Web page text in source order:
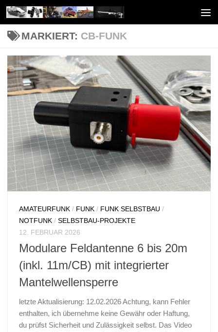
Unter dem Inhalt
MARKIERT: CB-FUNK
AMATEURFUNK / FUNK / FUNK SELBSTBAU /
NOTFUNK / SELBSTBAU-PROJEKTE
12. FEBRUAR 2026
Modulare Feldantenne 6 bis 20m
(inkl. 11m/CB) mit integrierter
Mantelwellensperre
letzte Aktualisierung: 12.02.2026 Achtung, kann Fehler
enthalten, ich übernehme keine Gewähr oder Haftung,
du prüfst Sicherheit und Zulässigkeit selbst. Das Video